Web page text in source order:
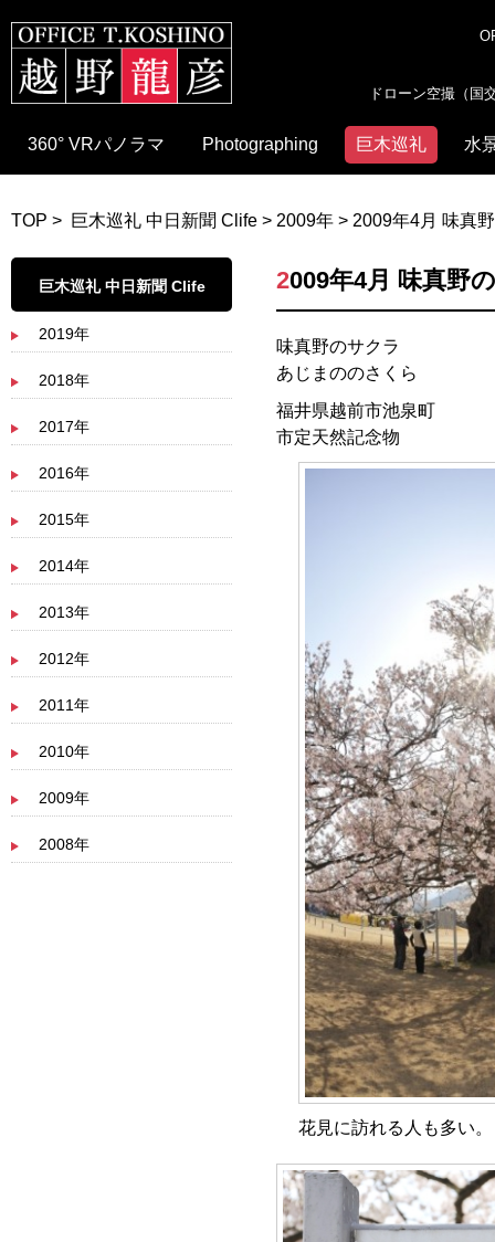
ドローン空撮（国
360° VRパノラマ Photographing 巨木巡礼 水
TOP > 巨木巡礼 中日新聞 Clife > 2009年 > 2009年4月 味真
2009年4月 味真野
味真野のサクラ
あじまののさくら
福井県越前市池泉町
市定天然記念物
花見に訪れる人も多い。
巨木巡礼 中日新聞 Clife
2019年
2018年
2017年
2016年
2015年
2014年
2013年
2012年
2011年
2010年
2009年
2008年